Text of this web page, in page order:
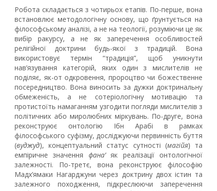
Робота складається з чотирьох етапів. По-перше, вона
встановлює методологічну основу, що ґрунтується на
філософському аналізі, а не на теології, розуміючи це як
вибір ракурсу, а не як заперечення особливостей
релігійної доктрини будь-якої з традицій. Вона
використовує термін “традиція”, щоб уникнути
нав’язування категорій, яких один з мислителів не
поділяє, як-от одкровення, пророцтво чи божественне
посередництво. Вона виносить за дужки доктринальну
обмеженість, а не сотеріологічну мотивацію та
протистоїть намаганням узгодити погляди мислителів з
політичних або миролюбних міркувань. По-друге, вона
реконструює онтологію Ібн Арабі в рамках
філософського суфізму, досліджуючи первинність буття
(вуджуд), концептуальний статус сутності (магійя) та
емпіричне значення фана’як реалізації онтологічної
залежності. По-третє, вона реконструює філософію
Мадх’ямаки Нагарджуни через доктрину двох істин та
залежного походження, підкреслюючи заперечення